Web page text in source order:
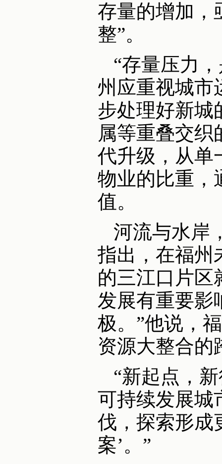
存量的增加，
整”。
“存量压力
州应重视城市
步处理好新城
属等重叠交织
代升级，从单
物业的比重，
值。
河流与水岸
指出，在福州
的三江口片区
发展有重要影
极。”他说，
资源大整合的
“新起点，
可持续发展城
伐，探索形成
案’。”